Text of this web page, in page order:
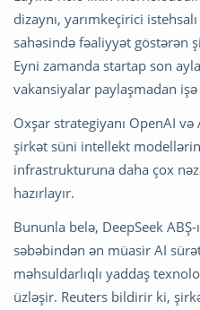
dizaynı, yarımkeçirici
sahəsində fəaliyyət göstərən
Eyni zamanda startap son
vakansiyalar paylaşmadan
Oxşar strategiyanı OpenAI
şirkət süni intellekt
infrastrukturuna daha çox
hazırlayır.
Bununla belə, DeepSeek
səbəbindən ən müasir AI
məhsuldarlıqlı yaddaş
üzləşir. Reuters bildirir ki,